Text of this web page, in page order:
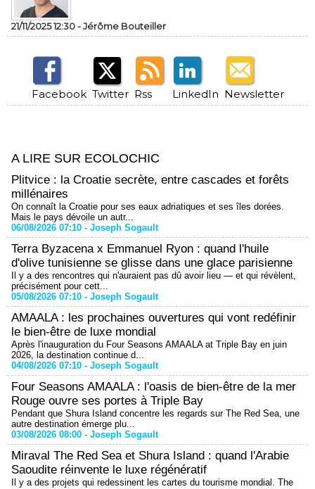
21/11/2025 12:30 -Jérôme Bouteiller
Facebook Twitter Rss LinkedIn Newsletter
A LIRE SUR ECOLOCHIC
Plitvice : la Croatie secrète, entre cascades et forêts
millénaires
On connaît la Croatie pour ses eaux adriatiques et ses îles dorées.
Mais le pays dévoile un autr...
06/08/2026 07:10 - Joseph Sogault
Terra Byzacena x Emmanuel Ryon : quand l'huile
d'olive tunisienne se glisse dans une glace parisienne
Il y a des rencontres qui n'auraient pas dû avoir lieu — et qui révèlent,
précisément pour cett...
05/08/2026 07:10 - Joseph Sogault
AMAALA : les prochaines ouvertures qui vont redéfinir
le bien-être de luxe mondial
Après l'inauguration du Four Seasons AMAALA at Triple Bay en juin
2026, la destination continue d...
04/08/2026 07:10 - Joseph Sogault
Four Seasons AMAALA : l'oasis de bien-être de la mer
Rouge ouvre ses portes à Triple Bay
Pendant que Shura Island concentre les regards sur The Red Sea, une
autre destination émerge plu...
03/08/2026 08:00 - Joseph Sogault
Miraval The Red Sea et Shura Island : quand l'Arabie
Saoudite réinvente le luxe régénératif
Il y a des projets qui redessinent les cartes du tourisme mondial. The